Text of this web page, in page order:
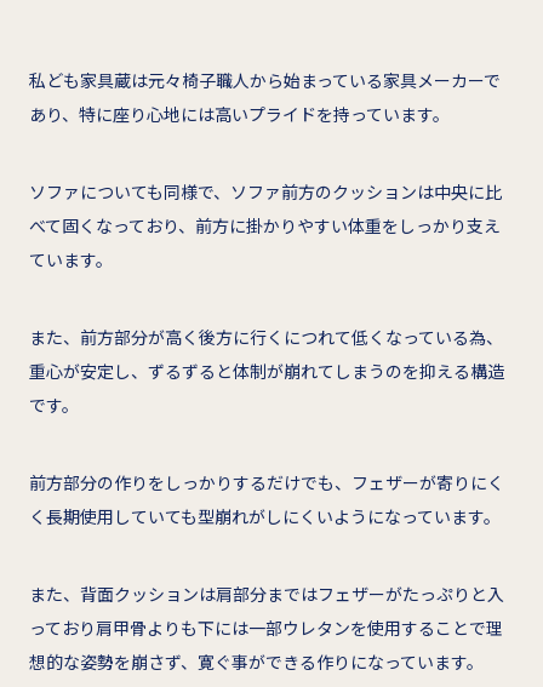
私ども家具蔵は元々椅子職人から始まっている家具メーカーで
あり、特に座り心地には高いプライドを持っています。
ソファについても同様で、ソファ前方のクッションは中央に比
べて固くなっており、前方に掛かりやすい体重をしっかり支え
ています。
また、前方部分が高く後方に行くにつれて低くなっている為、
重心が安定し、ずるずると体制が崩れてしまうのを抑える構造
です。
前方部分の作りをしっかりするだけでも、フェザーが寄りにく
く長期使用していても型崩れがしにくいようになっています。
また、背面クッションは肩部分まではフェザーがたっぷりと入
っており肩甲骨よりも下には一部ウレタンを使用することで理
想的な姿勢を崩さず、寛ぐ事ができる作りになっています。